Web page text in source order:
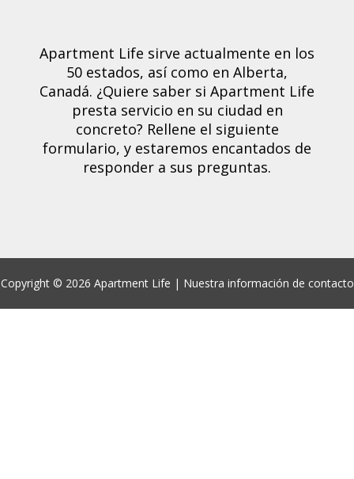
Apartment Life sirve actualmente en los
50 estados, así como en Alberta,
Canadá. ¿Quiere saber si Apartment Life
presta servicio en su ciudad en
concreto? Rellene el siguiente
formulario, y estaremos encantados de
responder a sus preguntas.
Copyright © 2026 Apartment Life | Nuestra información de contacto